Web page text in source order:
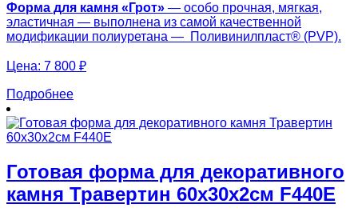
Форма для камня « Грот» — особо прочная, мягкая,
эластичная — выполнена из самой качественной
модификации полиуретана — Поливинилпласт® (PVP).
Цена: 7 800 ₽
Подробнее
Готовая форма для декоративного
камня Травертин 60х30х2см F440E